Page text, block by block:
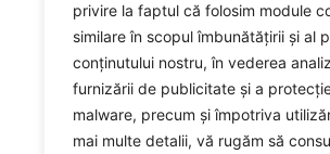
privire la faptul că folosim module
similare în scopul îmbunătățirii și al
conținutului nostru, în vederea
furnizării de publicitate și a
malware, precum și împotriva
mai multe detalii, vă rugăm să
Creăm momente